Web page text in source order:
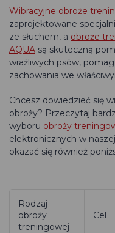
Wibracyjne obroże
zaprojektowane
ze słuchem, a obroże
AQUA są skuteczną
wrażliwych psów,
zachowania we
Chcesz dowiedzieć się
obroży? Przeczytaj
wyboru obroży
elektronicznych w
okazać się również
Rodzaj
obroży
treningowej
Cel